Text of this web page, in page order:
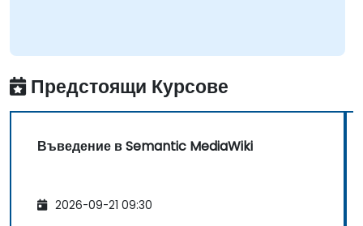
Предстоящи Курсове
Въведение в Semantic MediaWiki
2026-09-21 09:30